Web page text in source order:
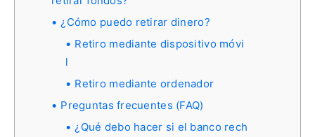
¿Cómo puedo retirar dinero?
Retiro mediante dispositivo móvi
l
Retiro mediante ordenador
Preguntas frecuentes (FAQ)
¿Qué debo hacer si el banco rech